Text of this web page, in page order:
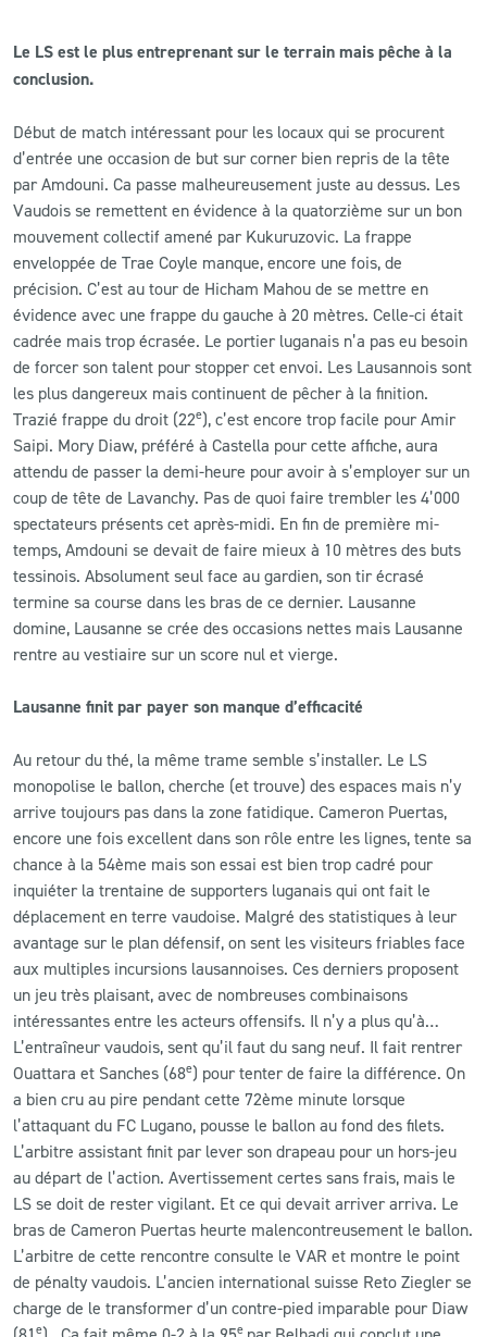
Le LS est le plus entreprenant sur le terrain mais pêche à la
conclusion.
Début de match intéressant pour les locaux qui se procurent
d’entrée une occasion de but sur corner bien repris de la tête
par Amdouni. Ca passe malheureusement juste au dessus. Les
Vaudois se remettent en évidence à la quatorzième sur un bon
mouvement collectif amené par Kukuruzovic. La frappe
enveloppée de Trae Coyle manque, encore une fois, de
précision. C’est au tour de Hicham Mahou de se mettre en
évidence avec une frappe du gauche à 20 mètres. Celle-ci était
cadrée mais trop écrasée. Le portier luganais n’a pas eu besoin
de forcer son talent pour stopper cet envoi. Les Lausannois sont
les plus dangereux mais continuent de pêcher à la finition.
Trazié frappe du droit (22e), c’est encore trop facile pour Amir
Saipi. Mory Diaw, préféré à Castella pour cette affiche, aura
attendu de passer la demi-heure pour avoir à s’employer sur un
coup de tête de Lavanchy. Pas de quoi faire trembler les 4’000
spectateurs présents cet après-midi. En fin de première mi-
temps, Amdouni se devait de faire mieux à 10 mètres des buts
tessinois. Absolument seul face au gardien, son tir écrasé
termine sa course dans les bras de ce dernier. Lausanne
domine, Lausanne se crée des occasions nettes mais Lausanne
rentre au vestiaire sur un score nul et vierge.
Lausanne finit par payer son manque d’efficacité
Au retour du thé, la même trame semble s’installer. Le LS
monopolise le ballon, cherche (et trouve) des espaces mais n’y
arrive toujours pas dans la zone fatidique. Cameron Puertas,
encore une fois excellent dans son rôle entre les lignes, tente sa
chance à la 54ème mais son essai est bien trop cadré pour
inquiéter la trentaine de supporters luganais qui ont fait le
déplacement en terre vaudoise. Malgré des statistiques à leur
avantage sur le plan défensif, on sent les visiteurs friables face
aux multiples incursions lausannoises. Ces derniers proposent
un jeu très plaisant, avec de nombreuses combinaisons
intéressantes entre les acteurs offensifs. Il n’y a plus qu’à…
L’entraîneur vaudois, sent qu’il faut du sang neuf. Il fait rentrer
Ouattara et Sanches (68e) pour tenter de faire la différence. On
a bien cru au pire pendant cette 72ème minute lorsque
l’attaquant du FC Lugano, pousse le ballon au fond des filets.
L’arbitre assistant finit par lever son drapeau pour un hors-jeu
au départ de l’action. Avertissement certes sans frais, mais le
LS se doit de rester vigilant. Et ce qui devait arriver arriva. Le
bras de Cameron Puertas heurte malencontreusement le ballon.
L’arbitre de cette rencontre consulte le VAR et montre le point
de pénalty vaudois. L’ancien international suisse Reto Ziegler se
charge de le transformer d’un contre-pied imparable pour Diaw
e e